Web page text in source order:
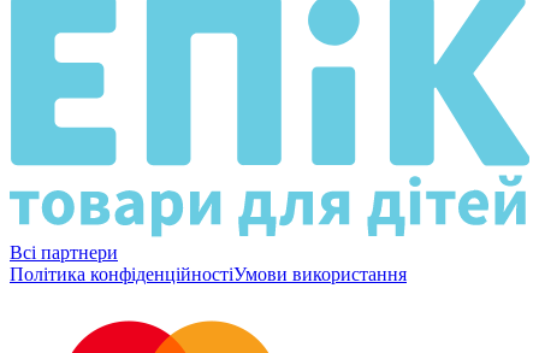
Всі партнери
Політика конфіденційностіУмови використання